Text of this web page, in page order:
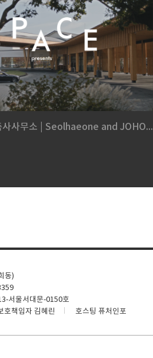
사사무소 | Seolhaeone and JOHO...
동)
서울서대문-0150호
호책임자 김혜린 호스팅 퓨처인포